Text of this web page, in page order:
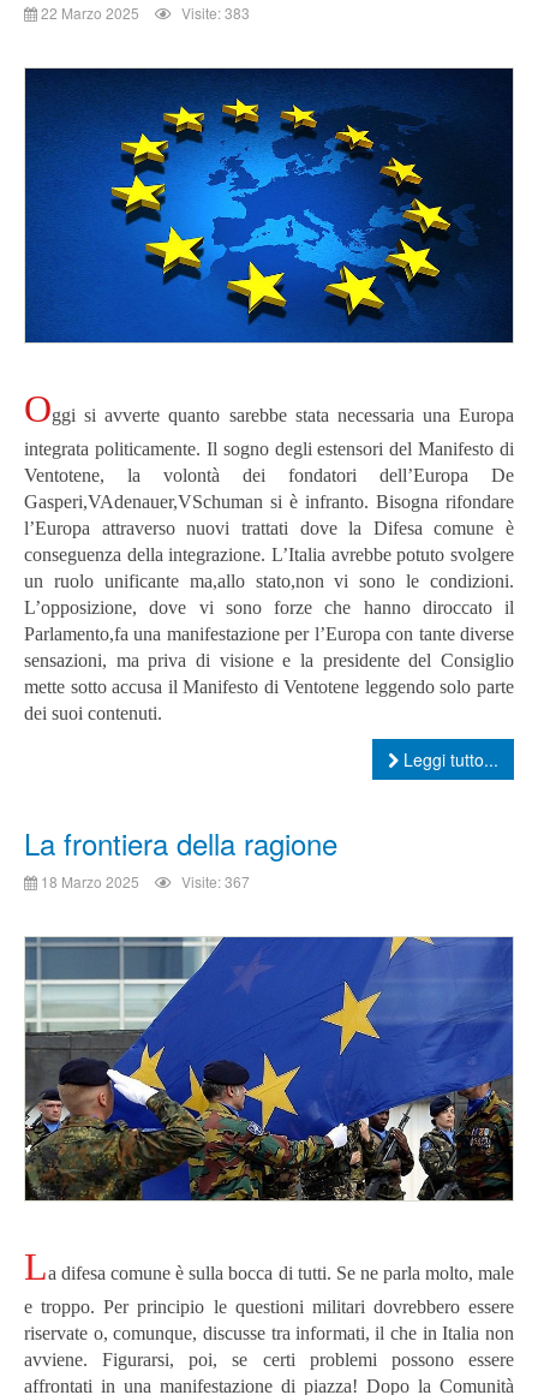
22 Marzo 2025 Visite: 383
Oggi si avverte quanto sarebbe stata necessaria una Europa
integrata politicamente. Il sogno degli estensori del Manifesto di
Ventotene, la volontà dei fondatori dell’Europa De
Gasperi,VAdenauer,VSchuman si è infranto. Bisogna rifondare
l’Europa attraverso nuovi trattati dove la Difesa comune è
conseguenza della integrazione. L’Italia avrebbe potuto svolgere
un ruolo unificante ma,allo stato,non vi sono le condizioni.
L’opposizione, dove vi sono forze che hanno diroccato il
Parlamento,fa una manifestazione per l’Europa con tante diverse
sensazioni, ma priva di visione e la presidente del Consiglio
mette sotto accusa il Manifesto di Ventotene leggendo solo parte
dei suoi contenuti.
Leggi tutto...
La frontiera della ragione
18 Marzo 2025 Visite: 367
La difesa comune è sulla bocca di tutti. Se ne parla molto, male
e troppo. Per principio le questioni militari dovrebbero essere
riservate o, comunque, discusse tra informati, il che in Italia non
avviene. Figurarsi, poi, se certi problemi possono essere
affrontati in una manifestazione di piazza! Dopo la Comunità